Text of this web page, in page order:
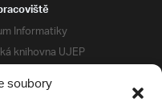
soubory
Informatiky
knihovna UJEP
kolejí a menz
centrum podpory